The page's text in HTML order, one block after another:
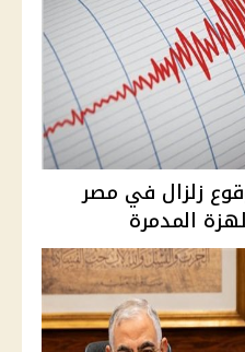
زلزال في مصر
المدمرة